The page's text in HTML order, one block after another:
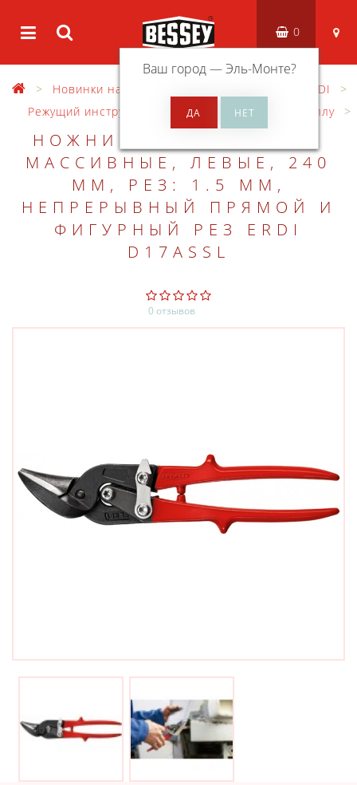
Ваш город —Эль-Монте?
0
Новинки на сайте
Ручной инструмент ERDI
Режущий инструмент ERDI
Ножницы по металлу
НОЖНИЦЫ ПО МЕТАЛЛУ,
МАССИВНЫЕ, ЛЕВЫЕ, 240
ММ, РЕЗ: 1.5 ММ,
НЕПРЕРЫВНЫЙ ПРЯМОЙ И
ФИГУРНЫЙ РЕЗ ERDI
D17ASSL
0 отзывов